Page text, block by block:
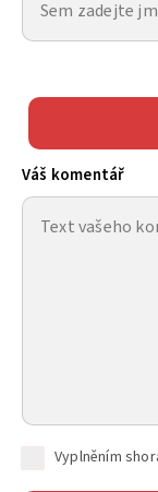
Váš komentář